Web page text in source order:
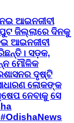
ଆଇନଜୀବୀ
ଜିଲ୍ଲାରେ ଦିନକୁ
ଆଇନଜୀବୀ
ସଡ଼କ,
ମୌଳିକ
ଦୃଷ୍ଟି
ଲୋକଙ୍କ
ନେବାକୁ ସେ